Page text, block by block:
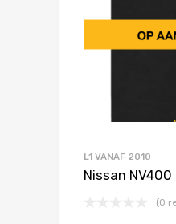
L1 VANAF 2010
Nissan NV400
(0